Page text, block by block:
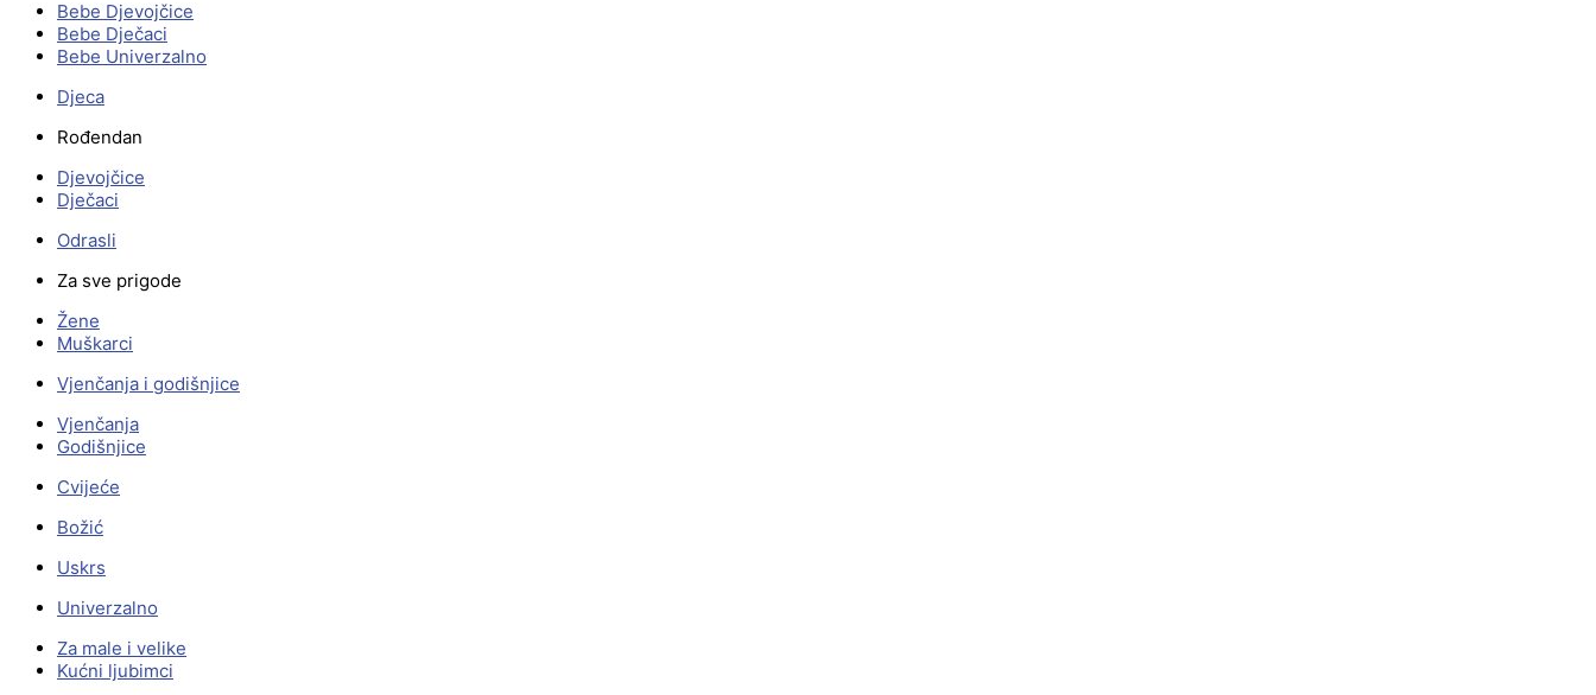
Bebe Djevojčice
Bebe Dječaci
Bebe Univerzalno
Djeca
Rođendan
Djevojčice
Dječaci
Odrasli
Za sve prigode
Žene
Muškarci
Vjenčanja i godišnjice
Vjenčanja
Godišnjice
Cvijeće
Božić
Uskrs
Univerzalno
Za male i velike
Kućni ljubimci